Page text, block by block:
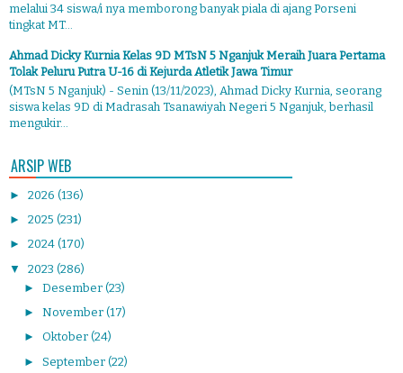
melalui 34 siswa/i nya memborong banyak piala di ajang Porseni
tingkat MT...
Ahmad Dicky Kurnia Kelas 9D MTsN 5 Nganjuk Meraih Juara Pertama
Tolak Peluru Putra U-16 di Kejurda Atletik Jawa Timur
(MTsN 5 Nganjuk) - Senin (13/11/2023), Ahmad Dicky Kurnia, seorang
siswa kelas 9D di Madrasah Tsanawiyah Negeri 5 Nganjuk, berhasil
mengukir...
ARSIP WEB
► 2026 (136)
► 2025 (231)
► 2024 (170)
▼ 2023 (286)
► Desember (23)
► November (17)
► Oktober (24)
► September (22)